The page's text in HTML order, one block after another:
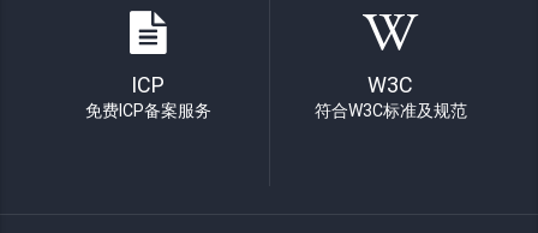
ICP
免费ICP备案服务
W3C
符合W3C标准及规范